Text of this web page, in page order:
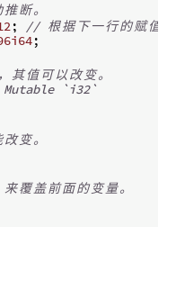
推断。
; // 根据 下 一行的 赋 值
;
， 其 值 可 以改 变。
`i32`
改 变。
来覆 盖 前面的 变 量。